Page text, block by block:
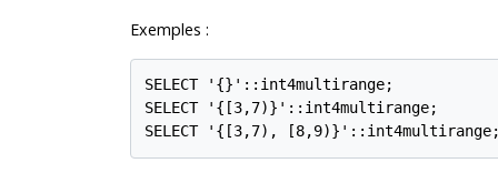
Exemples :
SELECT '{}'::int4multirange;
SELECT '{[3,7)}'::int4multirange;